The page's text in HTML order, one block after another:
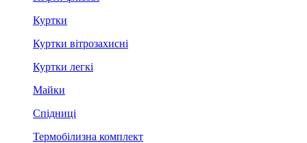
Куртки
Куртки вітрозахисні
Куртки легкі
Майки
Спідниці
Термобілизна комплект